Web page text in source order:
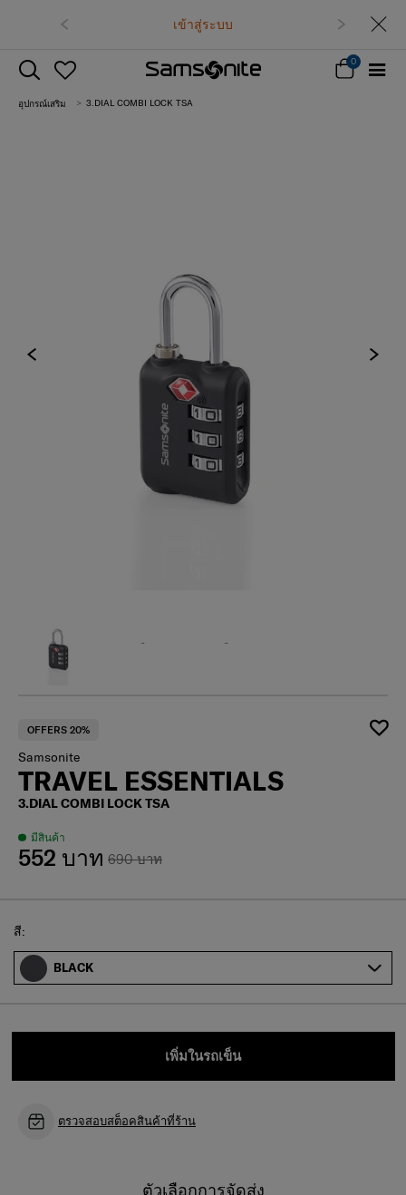
เข้าสู่ระบบ
0
อุปกรณ์เสริม 3.DIAL COMBI LOCK TSA
OFFERS 20%
Samsonite
TRAVEL ESSENTIALS
3.DIAL COMBI LOCK TSA
มีสินค้า
690 บาท
552 บาท
Select
สี:
BLACK
เพิ่มในรถเข็น
ตรวจสอบสต็อคสินค้าที่ร้าน
ตัวเลือกการจัดส่ง